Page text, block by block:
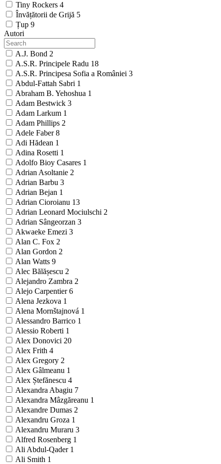
Tiny Rockers 4
Învățătorii de Grijă 5
Țup 9
Autori
A.J. Bond 2
A.S.R. Principele Radu 18
A.S.R. Principesa Sofia a României 3
Abdul-Fattah Sabri 1
Abraham B. Yehoshua 1
Adam Bestwick 3
Adam Larkum 1
Adam Phillips 2
Adele Faber8
Adi Hădean 1
Adina Rosetti 1
Adolfo Bioy Casares 1
Adrian Asoltanie 2
Adrian Barbu 3
Adrian Bejan 1
Adrian Cioroianu 13
Adrian Leonard Mociulschi 2
Adrian Sângeorzan 3
Akwaeke Emezi 3
Alan C. Fox 2
Alan Gordon 2
Alan Watts 9
Alec Bălășescu 2
Alejandro Zambra 2
Alejo Carpentier6
Alena Jezkova 1
Alena Mornštajnová 1
Alessandro Barrico 1
Alessio Roberti 1
Alex Donovici 20
Alex Frith 4
Alex Gregory 2
Alex Gâlmeanu 1
Alex Ștefănescu 4
Alexandra Abagiu 7
Alexandra Mâzgăreanu 1
Alexandre Dumas 2
Alexandru Groza 1
Alexandru Muraru 3
Alfred Rosenberg 1
Ali Abdul-Qader 1
Ali Smith 1